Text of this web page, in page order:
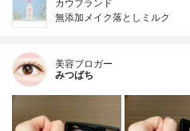
カウブランド
無添加メイク落としミルク
美容ブロガー
みつばち